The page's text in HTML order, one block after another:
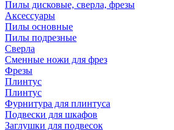
Пилы дисковые, сверла, фрезы
Аксессуары
Пилы основные
Пилы подрезные
Сверла
Сменные ножи для фрез
Фрезы
Плинтус
Плинтус
Фурнитура для плинтуса
Подвески для шкафов
Заглушки для подвесок